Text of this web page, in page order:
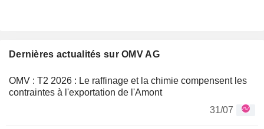
Dernières actualités sur OMV AG
OMV : T2 2026 : Le raffinage et la chimie compensent les
contraintes à l'exportation de l'Amont
31/07